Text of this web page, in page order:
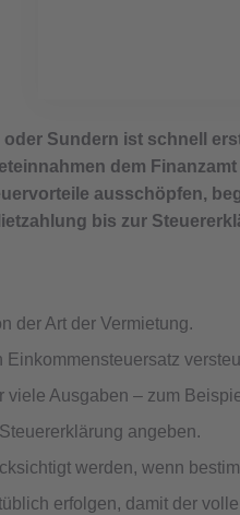
Sundern ist schnell
dem
ausschöpfen,
bis zur
der Art der Vermietung.
Einkommensteuersatz
Ausgaben – zum
angeben.
werden, wenn
erfolgen, damit der